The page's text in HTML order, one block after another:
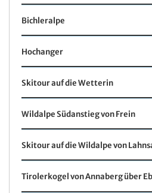
Bichleralpe
Hochanger
Skitour auf die Wetterin
Wildalpe Südanstieg von Frein
Skitour auf die Wildalpe von
Tirolerkogel von Annaberg über